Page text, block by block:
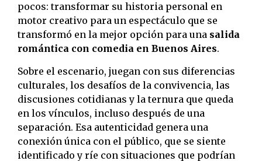
pocos: transformar su historia personal en
motor creativo para un espectáculo que se
transformó en la mejor opción para una salida
romántica con comedia en Buenos Aires.
Sobre el escenario, juegan con sus diferencias
culturales, los desafíos de la convivencia, las
discusiones cotidianas y la ternura que queda
en los vínculos, incluso después de una
separación. Esa autenticidad genera una
conexión única con el público, que se siente
identificado y ríe con situaciones que podrían